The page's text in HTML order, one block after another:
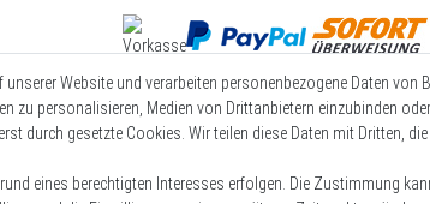
Wir versenden
Website und verarbeiten personenbezogene Daten von
zu personalisieren, Medien von Drittanbietern einzubinden
durch gesetzte Cookies. Wir teilen diese Daten mit Dritten,
eines berechtigten Interesses erfolgen. Die Zustimmung